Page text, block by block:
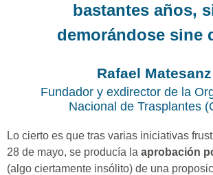
bastantes años,
demorándose sine
Rafael Matesanz
Fundador y exdirector de la
Nacional de Trasplantes
Lo cierto es que tras varias iniciativas
28 de mayo, se producía la aprobación
(algo ciertamente insólito) de una